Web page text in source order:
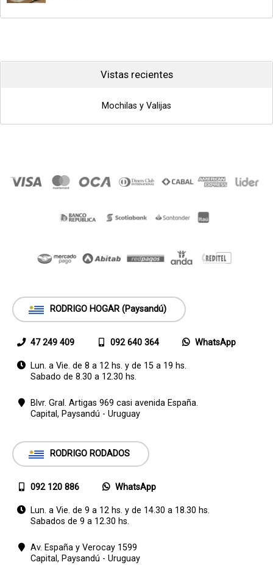
Vistas recientes
Mochilas y Valijas
RODRIGO HOGAR (Paysandú)
47 249 409 092 640 364 WhatsApp
Lun. a Vie. de 8 a 12 hs. y de 15 a 19 hs.
Sabado de 8.30 a 12.30 hs.
Blvr. Gral. Artigas 969 casi avenida España.
Capital, Paysandú - Uruguay
RODRIGO RODADOS
092 120 886 WhatsApp
Lun. a Vie. de 9 a 12 hs. y de 14.30 a 18.30 hs.
Sabados de 9 a 12.30 hs.
Av. España y Verocay 1599
Capital, Paysandú - Uruguay